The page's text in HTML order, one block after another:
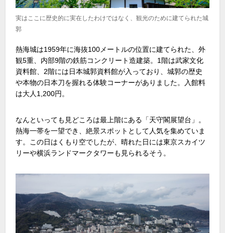
実はここに歴史的に実在したわけではなく、観光のために建てられた城
郭
熱海城は1959年に海抜100メートルの位置に建てられた、外
観5重、内部9階の鉄筋コンクリート造建築。1階は武家文化
資料館、2階には日本城郭資料館が入っており、城郭の歴史
や本物の日本刀を握れる体験コーナーがありました。入館料
は大人1,200円。
なんといっても見どころは最上階にある「天守閣展望台」。
熱海一帯を一望でき、絶景スポットとして人気を集めていま
す。この日はくもり空でしたが、晴れた日には東京スカイツ
リーや横浜ランドマークタワーも見られるそう。